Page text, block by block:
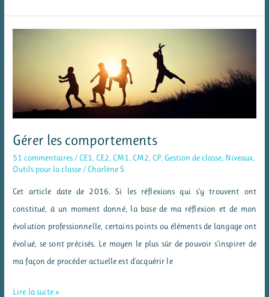
cycle
Gérer les comportements
51 commentaires / CE1 CE2 CM1 CM2 CP Gestion de classe Niveaux
Outils pour la classe / Charlène S
Cet article date de 2016. Si les réflexions qui s’y trouvent ont
constitué, à un moment donné, la base de ma réflexion et de mon
évolution professionnelle, certains points ou éléments de langage ont
évolué, se sont précisés. Le moyen le plus sûr de pouvoir s’inspirer de
ma façon de procéder actuelle est d’acquérir le
Gérer
Lire la suite »